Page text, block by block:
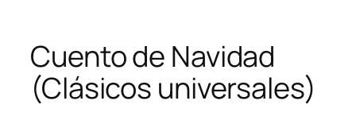
Cuento de Navidad
(Clásicos universales)